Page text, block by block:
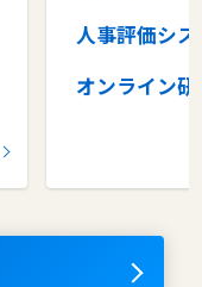
人事評価シス
オンライン研
タレントマ
OKRツール